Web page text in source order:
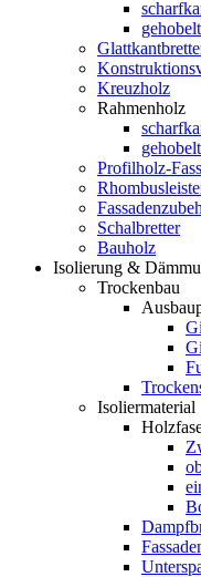
gehobelt
Kreuzholz
Rahmenholz
gehobelt
Profilholz-
Schalbretter
Bauholz
Isolierung &
Trockenbau
Isoliermaterial